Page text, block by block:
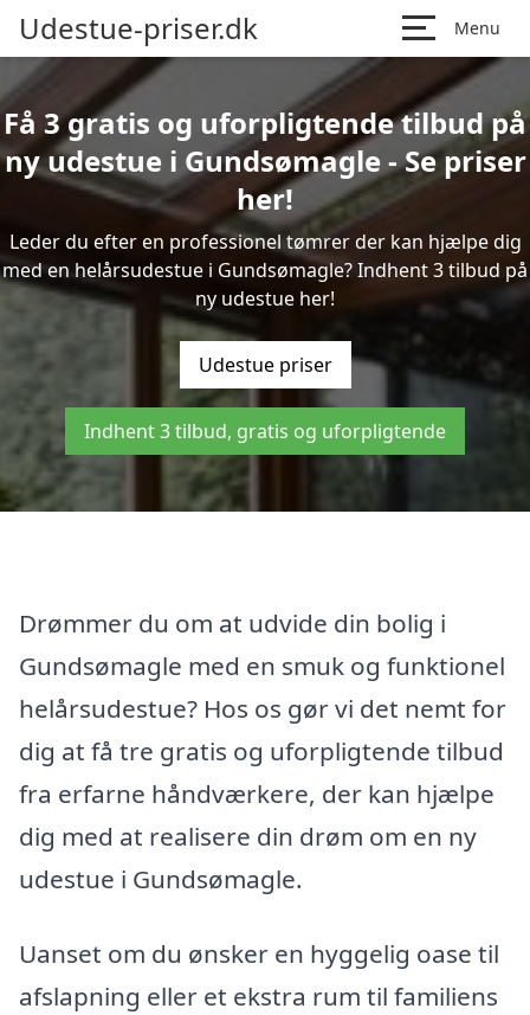
Udestue-priser.dk Menu
Få 3 gratis og uforpligtende tilbud på
ny udestue i Gundsømagle - Se priser
her!
Leder du efter en professionel tømrer der kan hjælpe dig
med en helårsudestue i Gundsømagle? Indhent 3 tilbud på
ny udestue her!
Udestue priser
Indhent 3 tilbud, gratis og uforpligtende
Drømmer du om at udvide din bolig i
Gundsømagle med en smuk og funktionel
helårsudestue? Hos os gør vi det nemt for
dig at få tre gratis og uforpligtende tilbud
fra erfarne håndværkere, der kan hjælpe
dig med at realisere din drøm om en ny
udestue i Gundsømagle.
Uanset om du ønsker en hyggelig oase til
afslapning eller et ekstra rum til familiens